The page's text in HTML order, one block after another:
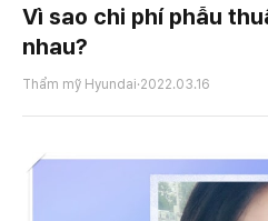
Vì sao chi phí phẫu
nhau?
Thẩm mỹ Hyundai·2022.03.16